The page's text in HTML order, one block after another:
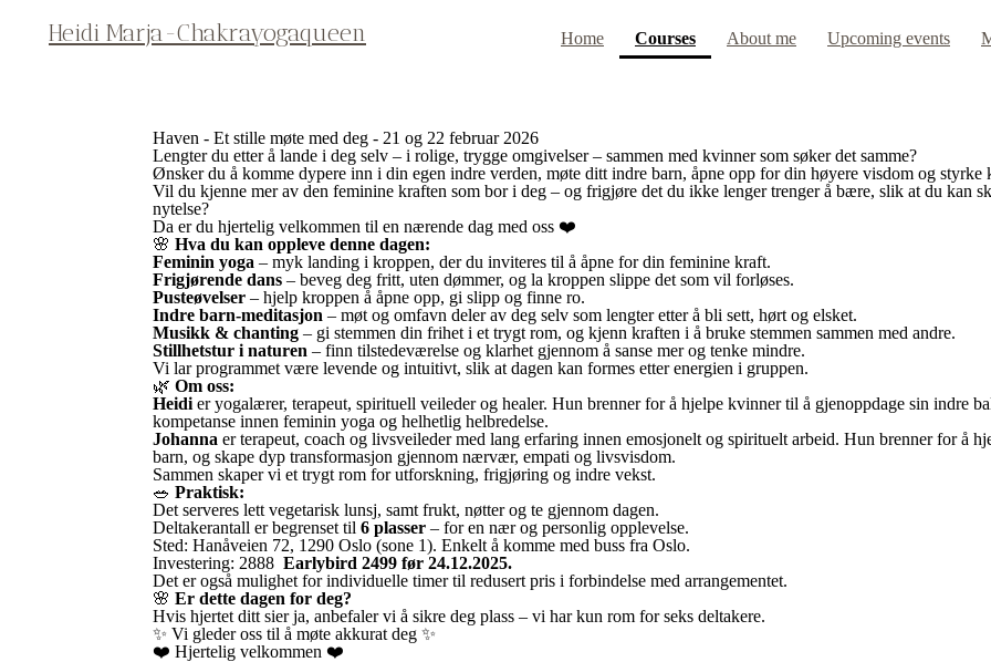
Heidi Marja-Chakrayogaqueen Home Courses(current)About me Upcoming events
Haven - Et stille møte med deg - 21 og 22 februar 2026
Lengter du etter å lande i deg selv – i rolige, trygge omgivelser – sammen med kvinner som søker det samme?
Ønsker du å komme dypere inn i din egen indre verden, møte ditt indre barn, åpne opp for din høyere visdom og styrke
Vil du kjenne mer av den feminine kraften som bor i deg – og frigjøre det du ikke lenger trenger å bære, slik at du kan
nytelse?
Da er du hjertelig velkommen til en nærende dag med oss ❤️
🌸 Hva du kan oppleve denne dagen:
Feminin yoga – myk landing i kroppen, der du inviteres til å åpne for din feminine kraft.
Frigjørende dans – beveg deg fritt, uten dømmer, og la kroppen slippe det som vil forløses.
Pusteøvelser – hjelp kroppen å åpne opp, gi slipp og finne ro.
Indre barn-meditasjon – møt og omfavn deler av deg selv som lengter etter å bli sett, hørt og elsket.
Musikk & chanting – gi stemmen din frihet i et trygt rom, og kjenn kraften i å bruke stemmen sammen med andre.
Stillhetstur i naturen – finn tilstedeværelse og klarhet gjennom å sanse mer og tenke mindre.
Vi lar programmet være levende og intuitivt, slik at dagen kan formes etter energien i gruppen.
🌿 Om oss:
Heidi er yogalærer, terapeut, spirituell veileder og healer. Hun brenner for å hjelpe kvinner til å gjenoppdage sin indre
kompetanse innen feminin yoga og helhetlig helbredelse.
Johanna er terapeut, coach og livsveileder med lang erfaring innen emosjonelt og spirituelt arbeid. Hun brenner for å
barn, og skape dyp transformasjon gjennom nærvær, empati og livsvisdom.
Sammen skaper vi et trygt rom for utforskning, frigjøring og indre vekst.
🥗 Praktisk:
Det serveres lett vegetarisk lunsj, samt frukt, nøtter og te gjennom dagen.
Deltakerantall er begrenset til 6 plasser – for en nær og personlig opplevelse.
Sted: Hanåveien 72, 1290 Oslo (sone 1). Enkelt å komme med buss fra Oslo.
Investering: 2888 Earlybird 2499 før 24.12.2025.
Det er også mulighet for individuelle timer til redusert pris i forbindelse med arrangementet.
🌸 Er dette dagen for deg?
Hvis hjertet ditt sier ja, anbefaler vi å sikre deg plass – vi har kun rom for seks deltakere.
✨ Vi gleder oss til å møte akkurat deg ✨
❤️ Hjertelig velkommen ❤️